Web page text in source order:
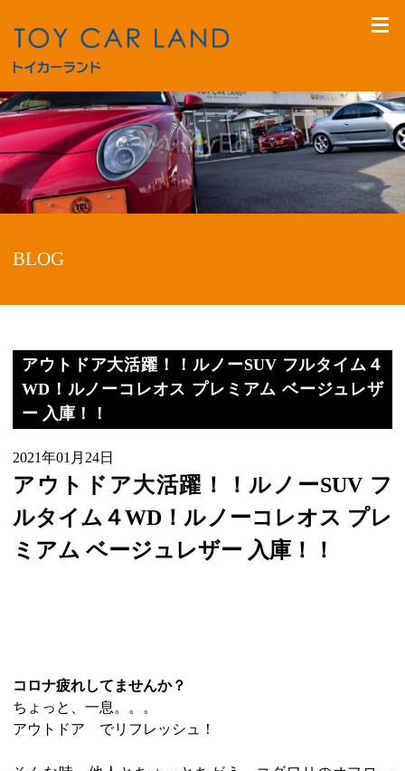
BLOG
アウトドア大活躍！！ルノーSUV フルタイム４
WD！ルノーコレオス プレミアム ベージュレザ
ー 入庫！！
2021年01月24日
アウトドア大活躍！！ルノーSUV フ
ルタイム４WD！ルノーコレオス プレ
ミアム ベージュレザー 入庫！！
コロナ疲れしてませんか？
ちょっと、一息。。。
アウトドア でリフレッシュ！